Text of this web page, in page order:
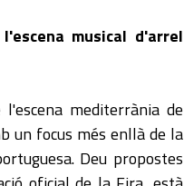
musical d'arrel
mediterrània de
un focus més enllà de la
Deu propostes